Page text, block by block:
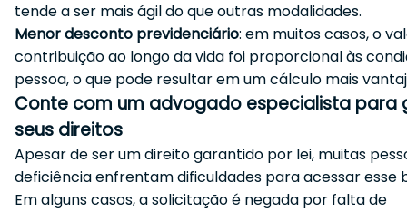
tende a ser mais ágil do que outras modalidades.
Menor desconto previdenciário: em muitos casos, o
contribuição ao longo da vida foi proporcional às
pessoa, o que pode resultar em um cálculo mais
Conte com um advogado especialista para
seus direitos
Apesar de ser um direito garantido por lei, muitas
deficiência enfrentam dificuldades para acessar esse
Em alguns casos, a solicitação é negada por falta de